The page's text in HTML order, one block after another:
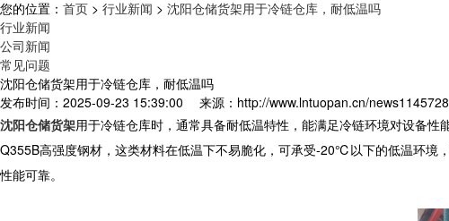
您的位置： 首页 > 行业新闻 > 沈阳仓储货架用于冷链仓库，耐低温吗
行业新闻
公司新闻
常见问题
沈阳仓储货架用于冷链仓库，耐低温吗
发布时间：2025-09-23 15:39:00
来源：http://www.lntuopan.cn/
沈阳仓储货架用于冷链仓库时，通常具备耐低温特性，能满足冷链环境对设备
Q355B高强度钢材，这类材料在低温下不易脆化，可承受-20℃以下的低温环境
性能可靠。